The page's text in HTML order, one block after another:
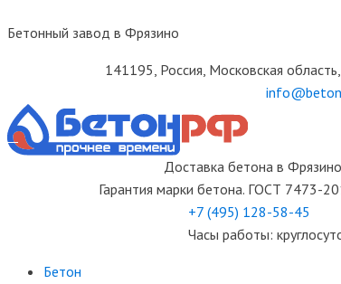
Бетонный завод в Фрязино
141195, Россия, Московская
Доставка бетона в
Гарантия марки бетона. ГОСТ 7473-
+7 (495) 128-58-45
Часы работы:
Бетон